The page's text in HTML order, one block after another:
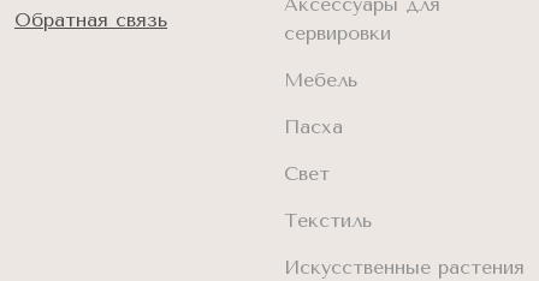
Обратная связь
сервировки
Мебель
Пасха
Свет
Текстиль
Искусственные растения